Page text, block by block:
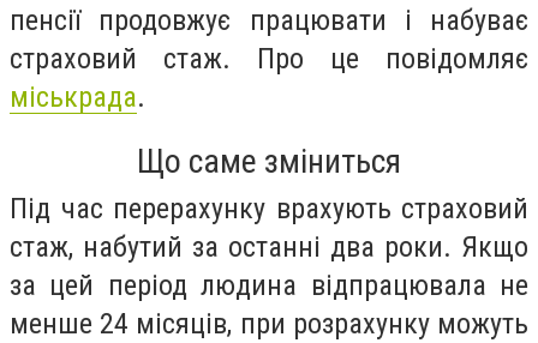
пенсії продовжує працювати і набуває
страховий стаж. Про це повідомляє
міськрада.
Що саме зміниться
Під час перерахунку врахують страховий
стаж, набутий за останні два роки. Якщо
за цей період людина відпрацювала не
менше 24 місяців, при розрахунку можуть